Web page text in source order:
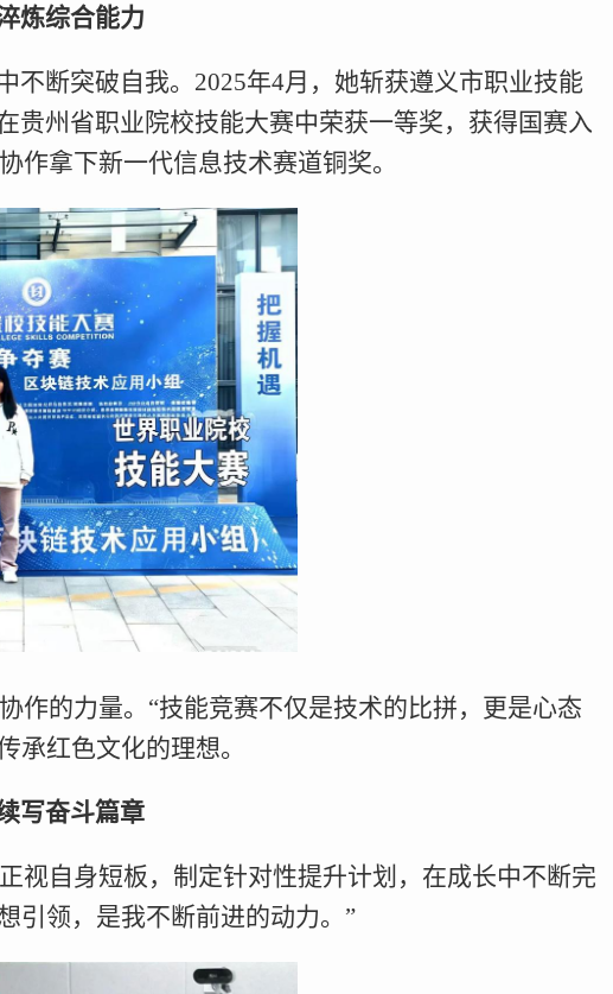
炼综合能力
不断突破自我。2025年4月，她斩获遵义市职业技能
贵州省职业院校技能大赛中荣获一等奖，获得国赛入
作拿下新一代信息技术赛道铜奖。
作的力量。“技能竞赛不仅是技术的比拼，更是心态
承红色文化的理想。
写奋斗篇章
视自身短板，制定针对性提升计划，在成长中不断完
引领，是我不断前进的动力。”